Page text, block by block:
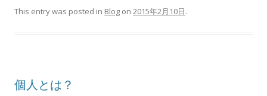
This entry was posted in Blog on 2015年2月10日.
個人とは？